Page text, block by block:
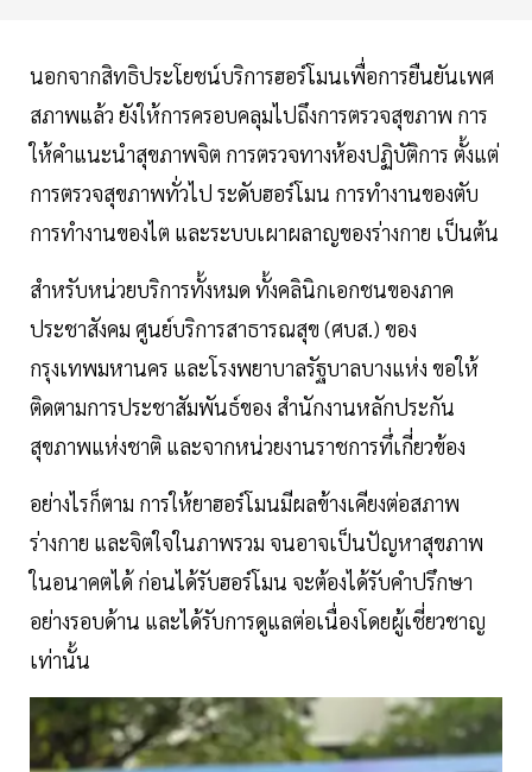
นอกจากสิทธิประโยชน์บริการฮอร์โมนเพื่อการยืนยันเพศ
สภาพแล้ว ยังให้การครอบคลุมไปถึงการตรวจสุขภาพ การ
ให้คำแนะนำสุขภาพจิต การตรวจทางห้องปฏิบัติการ ตั้งแต่
การตรวจสุขภาพทั่วไป ระดับฮอร์โมน การทำงานของตับ
การทำงานของไต และระบบเผาผลาญของร่างกาย เป็นต้น
สำหรับหน่วยบริการทั้งหมด ทั้งคลินิกเอกชนของภาค
ประชาสังคม ศูนย์บริการสาธารณสุข (ศบส.) ของ
กรุงเทพมหานคร และโรงพยาบาลรัฐบาลบางแห่ง ขอให้
ติดตามการประชาสัมพันธ์ของ สำนักงานหลักประกัน
สุขภาพแห่งชาติ และจากหน่วยงานราชการทึ่เกี่ยวข้อง
อย่างไรก็ตาม การให้ยาฮอร์โมนมีผลข้างเคียงต่อสภาพ
ร่างกาย และจิตใจในภาพรวม จนอาจเป็นปัญหาสุขภาพ
ในอนาคตได้ ก่อนได้รับฮอร์โมน จะต้องได้รับคำปรึกษา
อย่างรอบด้าน และได้รับการดูแลต่อเนื่องโดยผู้เชี่ยวชาญ
เท่านั้น